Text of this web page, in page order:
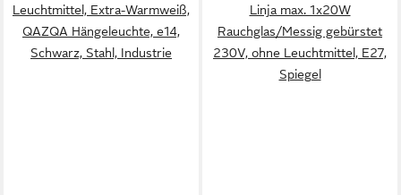
Leuchtmittel, Extra-Warmweiß,
QAZQA Hängeleuchte, e14,
Schwarz, Stahl, Industrie
Linja max. 1x20W
Rauchglas/Messig gebürstet
230V, ohne Leuchtmittel, E27,
Spiegel